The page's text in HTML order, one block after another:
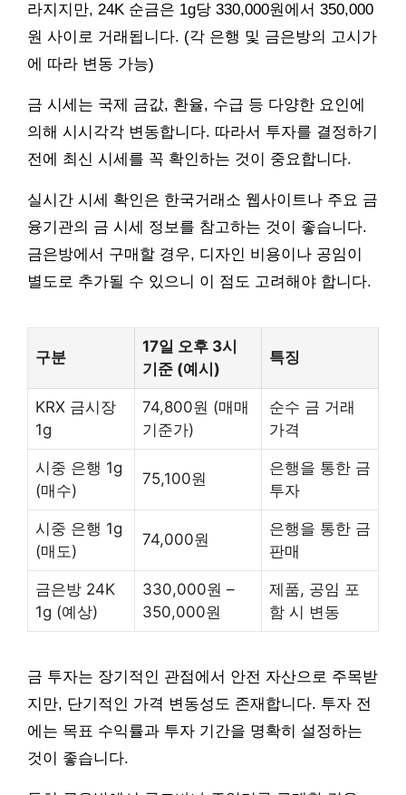
라지지만, 24K 순금은 1g당 330,000원에서 350,000
원 사이로 거래됩니다. (각 은행 및 금은방의 고시가
에 따라 변동 가능)
금 시세는 국제 금값, 환율, 수급 등 다양한 요인에
의해 시시각각 변동합니다. 따라서 투자를 결정하기
전에 최신 시세를 꼭 확인하는 것이 중요합니다.
실시간 시세 확인은 한국거래소 웹사이트나 주요 금
융기관의 금 시세 정보를 참고하는 것이 좋습니다.
금은방에서 구매할 경우, 디자인 비용이나 공임이
별도로 추가될 수 있으니 이 점도 고려해야 합니다.
구분
17일 오후 3시
기준 (예시)
특징
KRX 금시장
1g
74,800원 (매매
기준가)
순수 금 거래
가격
시중 은행 1g
(매수)
75,100원
은행을 통한 금
투자
시중 은행 1g
(매도)
74,000원
은행을 통한 금
판매
금은방 24K
1g (예상)
330,000원 –
350,000원
제품, 공임 포
함 시 변동
금 투자는 장기적인 관점에서 안전 자산으로 주목받
지만, 단기적인 가격 변동성도 존재합니다. 투자 전
에는 목표 수익률과 투자 기간을 명확히 설정하는
것이 좋습니다.